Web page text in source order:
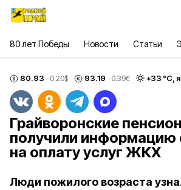
80 лет Победы Новости Статьи
80.93 -0.20$ 93.19 -0.39€ +33 °С,
Грайворонские
получили информацию
на оплату услуг ЖКХ
Люди пожилого возраста